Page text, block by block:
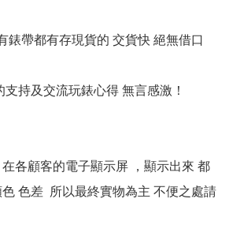
錶帶都有存現貨的 交貨快 絕無借口
持及交流玩錶心得 無言感激！
各顧客的電子顯示屏 ，顯示出來 都
色差  所以最終實物為主 不便之處請